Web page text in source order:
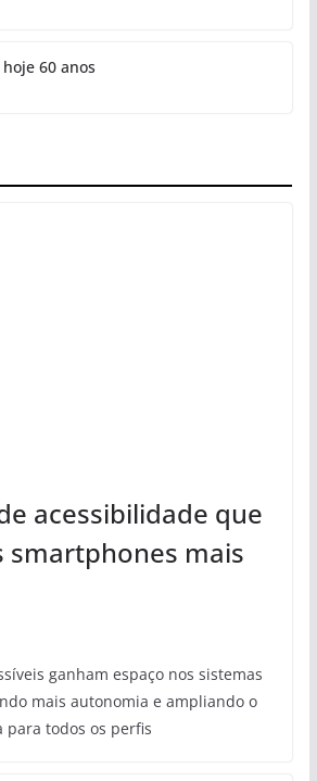
hoje 60 anos
acessibilidade que
smartphones mais
ganham espaço nos sistemas
mais autonomia e ampliando o
para todos os perfis